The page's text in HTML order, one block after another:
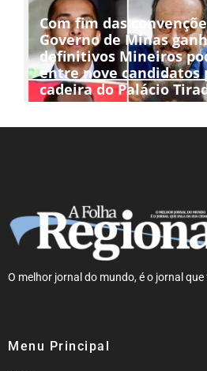
Com fim das
Governo de Minas
definitivos Mineiros
entre nove candidatos
cadeira do Palácio
O melhor jornal do mundo, é o jornal
Menu Principal